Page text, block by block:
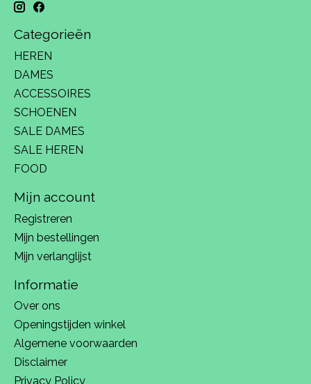
Categorieën
HEREN
DAMES
ACCESSOIRES
SCHOENEN
SALE DAMES
SALE HEREN
FOOD
Mijn account
Registreren
Mijn bestellingen
Mijn verlanglijst
Informatie
Over ons
Openingstijden winkel
Algemene voorwaarden
Disclaimer
Privacy Policy